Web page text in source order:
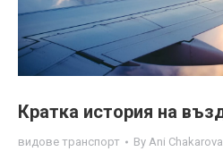
Кратка история на
видове транспорт By Ani Chakarova